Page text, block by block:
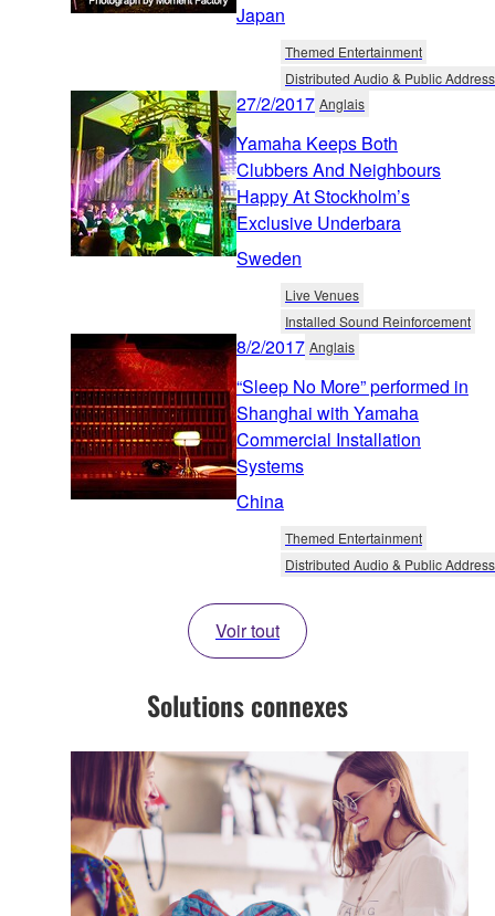
Japan
Themed Entertainment
Distributed Audio & Public Address
27/2/2017 Anglais
Yamaha Keeps Both
Clubbers And Neighbours
Happy At Stockholm’s
Exclusive Underbara
Sweden
Live Venues
Installed Sound Reinforcement
8/2/2017 Anglais
“Sleep No More” performed in
Shanghai with Yamaha
Commercial Installation
Systems
China
Themed Entertainment
Distributed Audio & Public Address
Voir tout
Solutions connexes